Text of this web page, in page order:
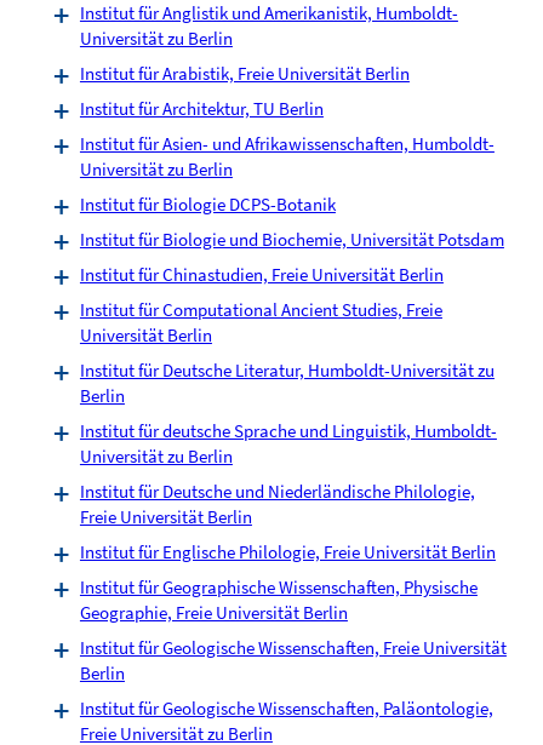
Institut für Anglistik und Amerikanistik, Humboldt-
Universität zu Berlin
Institut für Arabistik, Freie Universität Berlin
Institut für Architektur, TU Berlin
Institut für Asien- und Afrikawissenschaften, Humboldt-
Universität zu Berlin
Institut für Biologie DCPS-Botanik
Institut für Biologie und Biochemie, Universität Potsdam
Institut für Chinastudien, Freie Universität Berlin
Institut für Computational Ancient Studies, Freie
Universität Berlin
Institut für Deutsche Literatur, Humboldt-Universität zu
Berlin
Institut für deutsche Sprache und Linguistik, Humboldt-
Universität zu Berlin
Institut für Deutsche und Niederländische Philologie,
Freie Universität Berlin
Institut für Englische Philologie, Freie Universität Berlin
Institut für Geographische Wissenschaften, Physische
Geographie, Freie Universität Berlin
Institut für Geologische Wissenschaften, Freie Universität
Berlin
Institut für Geologische Wissenschaften, Paläontologie,
Freie Universität zu Berlin